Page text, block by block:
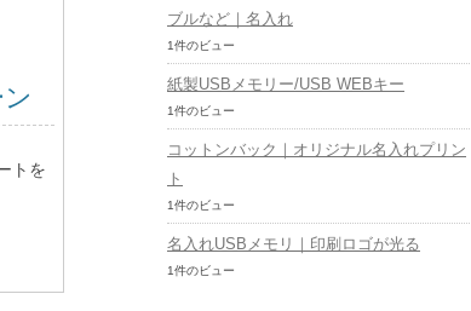
トを
ブルなど｜名入れ
1件のビュー
紙製USBメモリー/USB WEBキー
1件のビュー
コットンバック｜オリジナル名入れプリン
ト
1件のビュー
名入れUSBメモリ｜印刷ロゴが光る
1件のビュー